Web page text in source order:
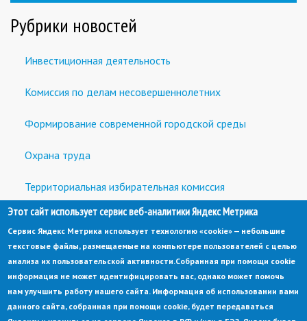
Рубрики новостей
Инвестиционная деятельность
Комиссия по делам несовершеннолетних
Формирование современной городской среды
Охрана труда
Территориальная избирательная комиссия
Встречи с предпринимателями и инвесторами
© Администрация города Заречный
Этот сайт использует сервис веб-аналитики Яндекс Метрика
Сервис Яндекс Метрика использует технологию «cookie» — небольшие
текстовые файлы, размещаемые на компьютере пользователей с целью
анализа их пользовательской активности.Собранная при помощи cookie
информация не может идентифицировать вас, однако может помочь
нам улучшить работу нашего сайта. Информация об использовании вами
данного сайта, собранная при помощи cookie, будет передаваться